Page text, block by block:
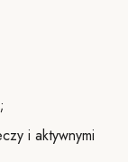
i aktywnymi